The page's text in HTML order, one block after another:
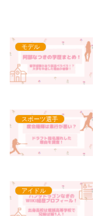
モデル
スポーツ選手
アイドル